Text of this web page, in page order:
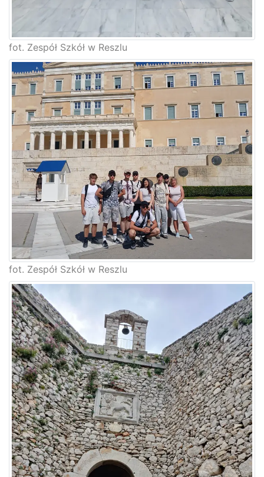
fot. Zespół Szkół w Reszlu
fot. Zespół Szkół w Reszlu